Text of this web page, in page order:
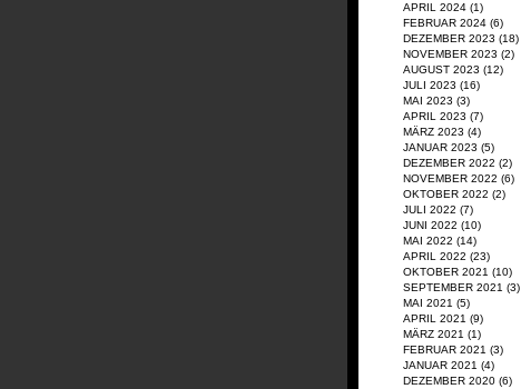
APRIL 2024 (1)
FEBRUAR 2024 (6)
DEZEMBER 2023 (18)
NOVEMBER 2023 (2)
AUGUST 2023 (12)
JULI 2023 (16)
MAI 2023 (3)
APRIL 2023 (7)
MÄRZ 2023 (4)
JANUAR 2023 (5)
DEZEMBER 2022 (2)
NOVEMBER 2022 (6)
OKTOBER 2022 (2)
JULI 2022 (7)
JUNI 2022 (10)
MAI 2022 (14)
APRIL 2022 (23)
OKTOBER 2021 (10)
SEPTEMBER 2021 (3)
MAI 2021 (5)
APRIL 2021 (9)
MÄRZ 2021 (1)
FEBRUAR 2021 (3)
JANUAR 2021 (4)
DEZEMBER 2020 (6)